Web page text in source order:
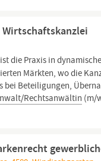
die Praxis in
Märkten, wo die
bei Beteiligungen,
Rechtsanwältin (m/